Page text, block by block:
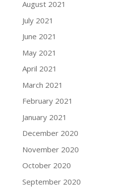
August 2021
July 2021
June 2021
May 2021
April 2021
March 2021
February 2021
January 2021
December 2020
November 2020
October 2020
September 2020